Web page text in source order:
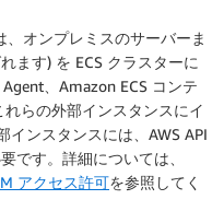
、オンプレミスのサーバーま
ます) を ECS クラスターに
Agent、Amazon ECS コンテ
らの外部インスタンスにイ
インスタンスには、AWS API
です。詳細については、
アクセス許可を参照してく